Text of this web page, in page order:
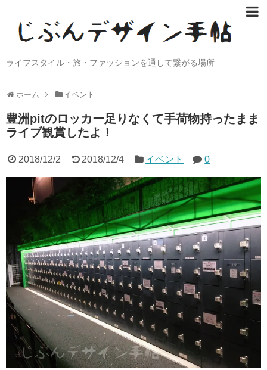
ライフスタイル・旅・ファッションを通して繋がる場所
ホーム イベント
豊洲pitのロッカー足りなくて手荷物持ったまま
ライブ観賞したよ！
2018/12/2 2018/12/4 イベント 0